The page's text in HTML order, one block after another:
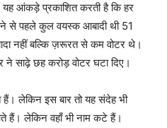
आंकड़े प्रकाशित करती है कि हर
से पहले कुल वयस्क आबादी थी 51
नहीं बल्कि ज़रूरत से कम वोटर थे।
साढ़े छह करोड़ वोटर घटा दिए।
हैं। लेकिन इस बार तो यह संदेह भी
हैं। लेकिन वहाँ भी नाम कटे हैं।